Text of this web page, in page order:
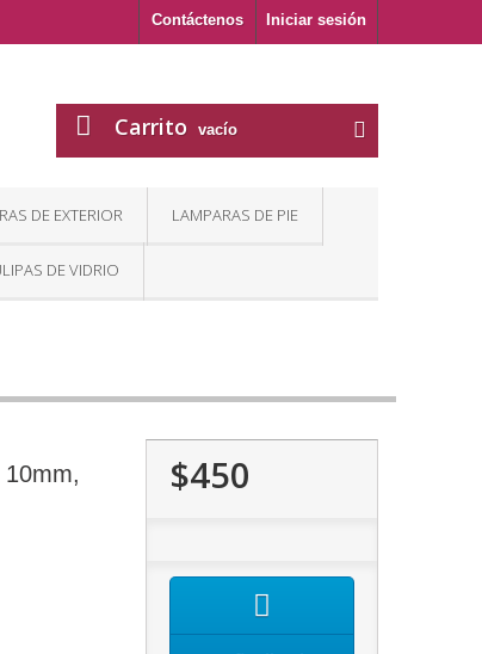
Iniciar sesión
Contáctenos
Carrito vacío
DE EXTERIOR LAMPARAS DE PIE
DE VIDRIO
$450